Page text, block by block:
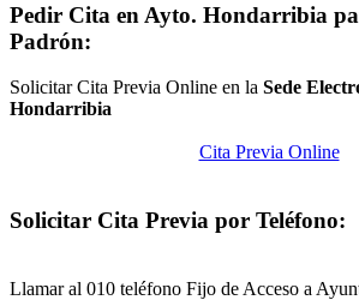
Pedir Cita en Ayto. Hondarribia
Padrón:
Solicitar Cita Previa Online en la Sede
Hondarribia
Cita Previa Online
Solicitar Cita Previa por Teléfono:
Llamar al 010 teléfono Fijo de Acceso a